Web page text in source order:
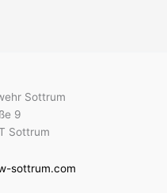
Sottrum
9
Sottrum
sottrum.com